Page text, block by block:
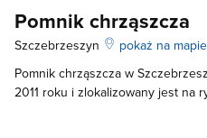
Pomnik chrząszcza
Szczebrzeszyn pokaż na
Pomnik chrząszcza w
2011 roku i zlokalizowany jest na